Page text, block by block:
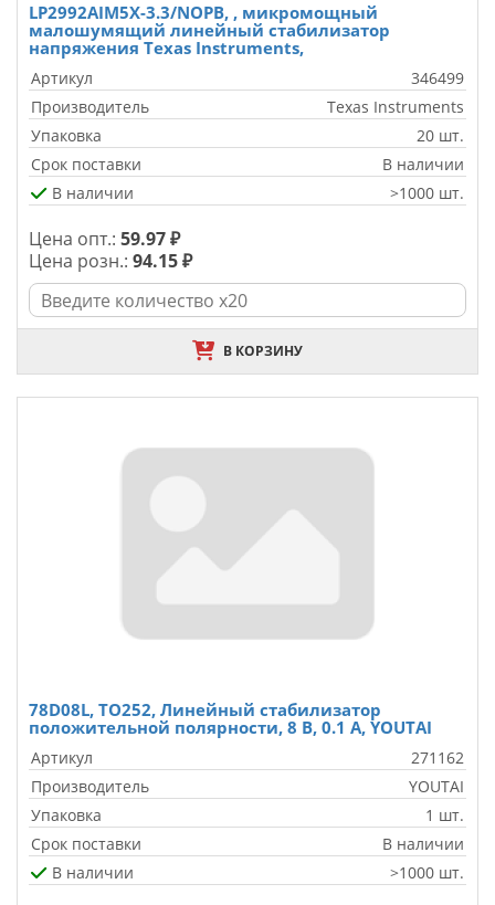
LP2992AIM5X-3.3/NOPB, , микромощный
малошумящий линейный стабилизатор
напряжения Texas Instruments,
Артикул
346499
Производитель
Texas Instruments
Упаковка
20 шт.
Срок поставки
В наличии
В наличии
>1000 шт.
Цена опт.: 59.97 ₽
Цена розн.: 94.15 ₽
В КОРЗИНУ
78D08L, TO252, Линейный стабилизатор
положительной полярности, 8 В, 0.1 А, YOUTAI
Артикул
271162
Производитель
YOUTAI
Упаковка
1 шт.
Срок поставки
В наличии
В наличии
>1000 шт.